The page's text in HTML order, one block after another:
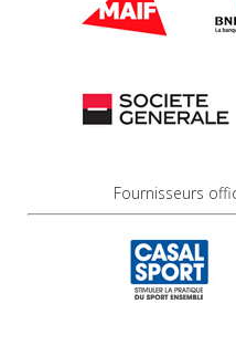
Fournisseurs